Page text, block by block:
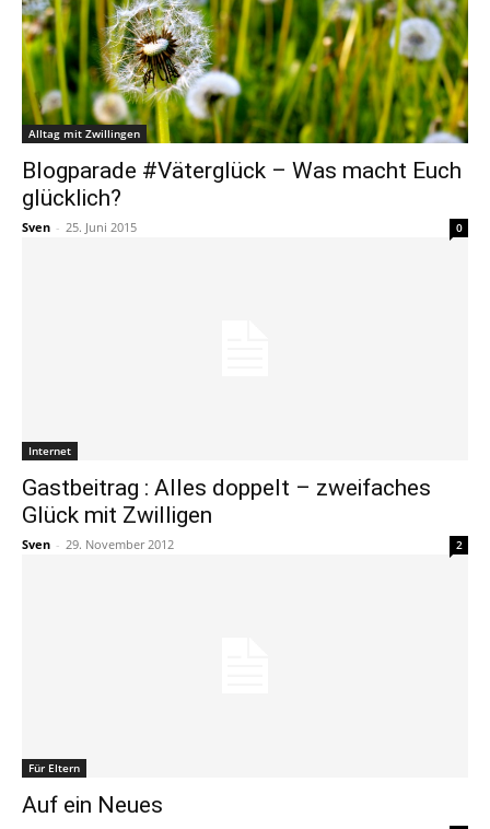
Alltag mit Zwillingen
Blogparade #Väterglück – Was macht Euch
glücklich?
Sven - 25. Juni 2015 0
Internet
Gastbeitrag : Alles doppelt – zweifaches
Glück mit Zwilligen
Sven - 29. November 2012 2
Für Eltern
Auf ein Neues